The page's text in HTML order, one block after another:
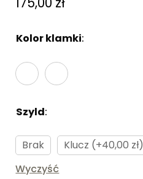
Kolor klamki:
Szyld:
Brak Klucz (+40,00 zł)
Wyczyść